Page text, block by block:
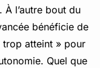
l’autre bout du
bénéficie de
trop atteint » pour
Quel que